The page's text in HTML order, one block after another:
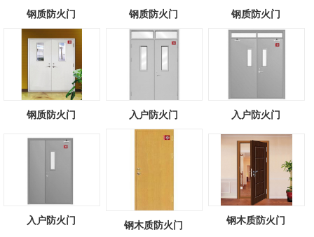
钢质防火门 钢质防火门 钢质防火门
钢质防火门 入户防火门 入户防火门
入户防火门 钢木质防火门 钢木质防火门